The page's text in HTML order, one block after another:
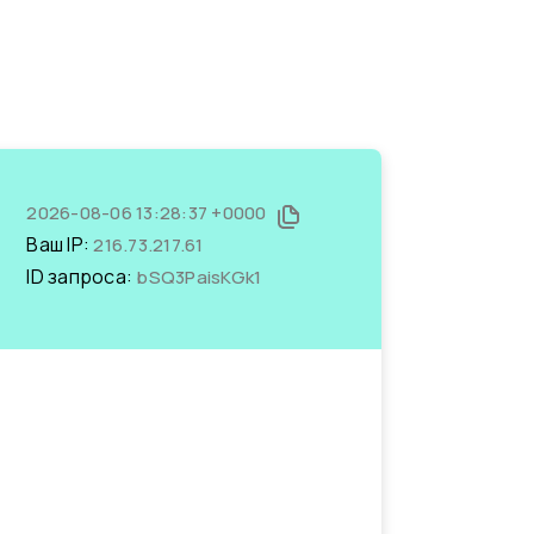
2026-08-06 13:28:37 +0000
Ваш IP:216.73.217.61
ID запроса: bSQ3PaisKGk1